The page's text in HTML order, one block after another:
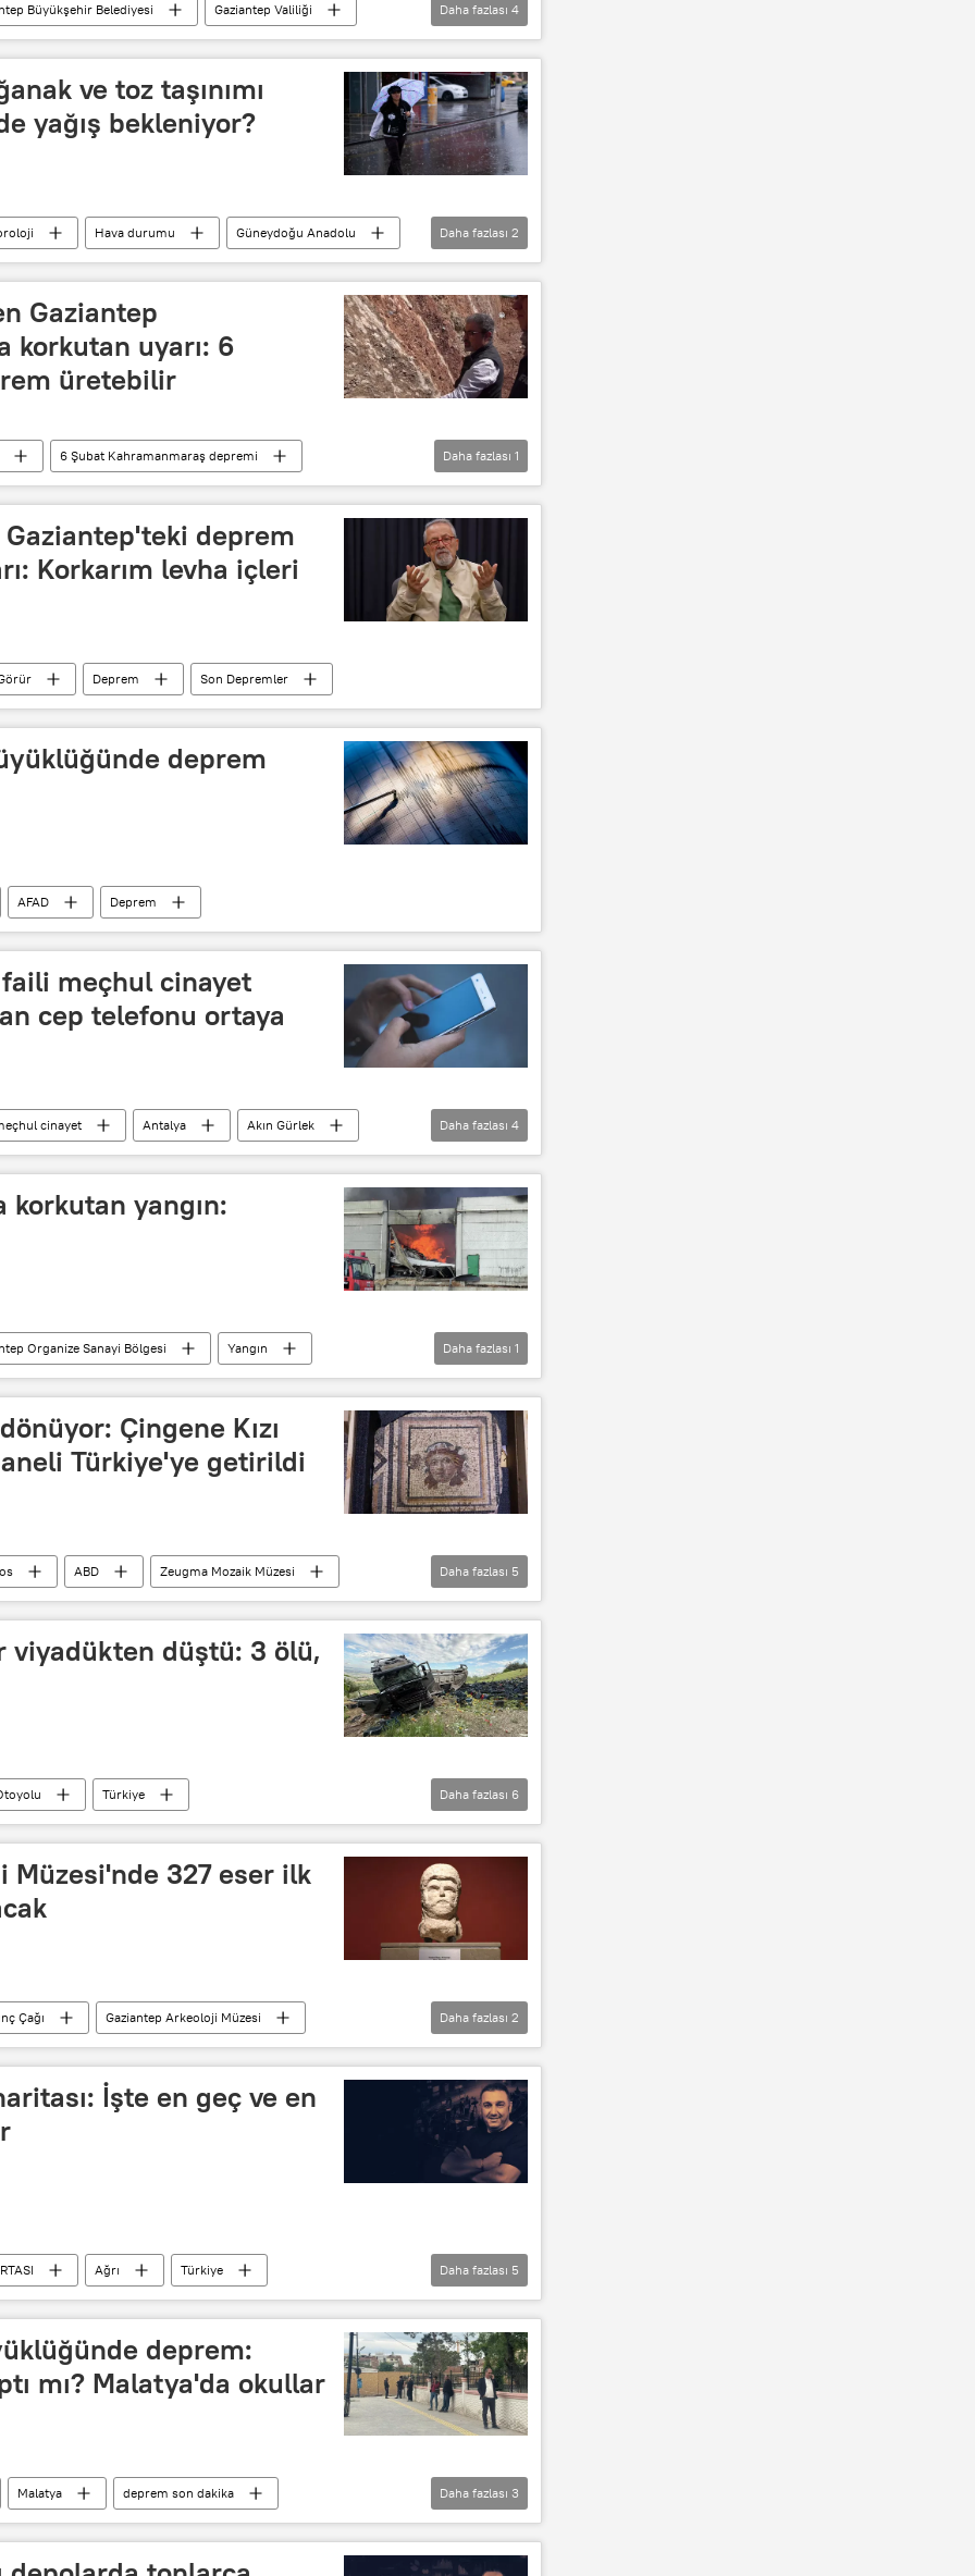
Büyükşehir Belediyesi
Gaziantep Valiliği
Zehirlenme
toplu zehirlenme
Daha fazlası 4
ve toz taşınımı
yağış bekleniyor?
Hava durumu
Güneydoğu Anadolu
Daha fazlası 2
Gaziantep
korkutan uyarı: 6
üretebilir
6 Şubat Kahramanmaraş depremi
Daha fazlası 1
deprem
Korkarım levha içleri
Deprem Son Depremler
deprem
AFAD Deprem
faili meçhul cinayet
cep telefonu ortaya
cinayet Antalya
Akın Gürlek
Cumhuriyet Başsavcılığı HTS
Daha fazlası 4
korkutan yangın:
Organize Sanayi Bölgesi
Yangın
Daha fazlası 1
Çingene Kızı
Türkiye'ye getirildi
ABD
Zeugma Mozaik Müzesi
Zeugma mozaikleri
Zeugma Antik Kenti
Daha fazlası 5
viyadükten düştü: 3 ölü,
Türkiye
Gaziantep Valiliği Trafik
Trafik kazası
Daha fazlası 6
Müzesi'nde 327 eser ilk
Çağı
Gaziantep Arkeoloji Müzesi
Daha fazlası 2
İşte en geç ve en
Ağrı
Türkiye
TÜİK Radyo Sputnik
Radyo
Daha fazlası 5
deprem:
mı? Malatya'da okullar
Malatya
deprem son dakika
Battalgazi AFAD
Daha fazlası 3